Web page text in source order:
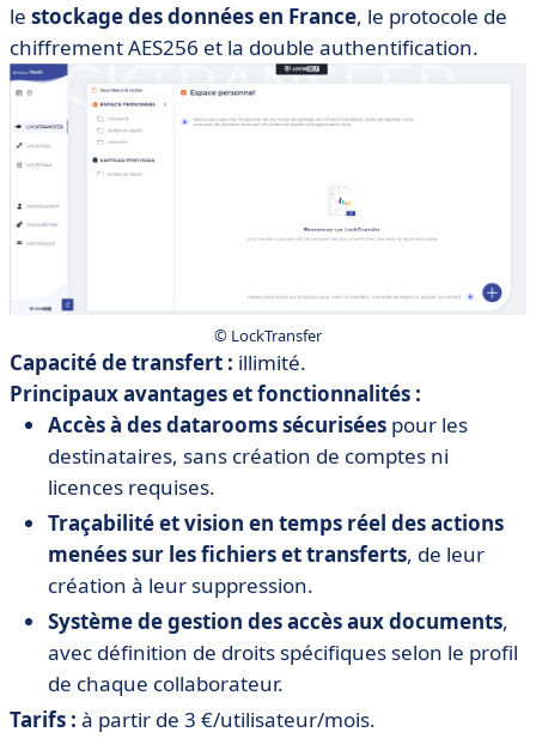
le stockage des données en France, le protocole de
chiffrement AES256 et la double authentification.
© LockTransfer
Capacité de transfert : illimité.
Principaux avantages et fonctionnalités :
Accès à des datarooms sécurisées pour les
destinataires, sans création de comptes ni
licences requises.
Traçabilité et vision en temps réel des actions
menées sur les fichiers et transferts, de leur
création à leur suppression.
Système de gestion des accès aux documents,
avec définition de droits spécifiques selon le profil
de chaque collaborateur.
Tarifs : à partir de 3 €/utilisateur/mois.